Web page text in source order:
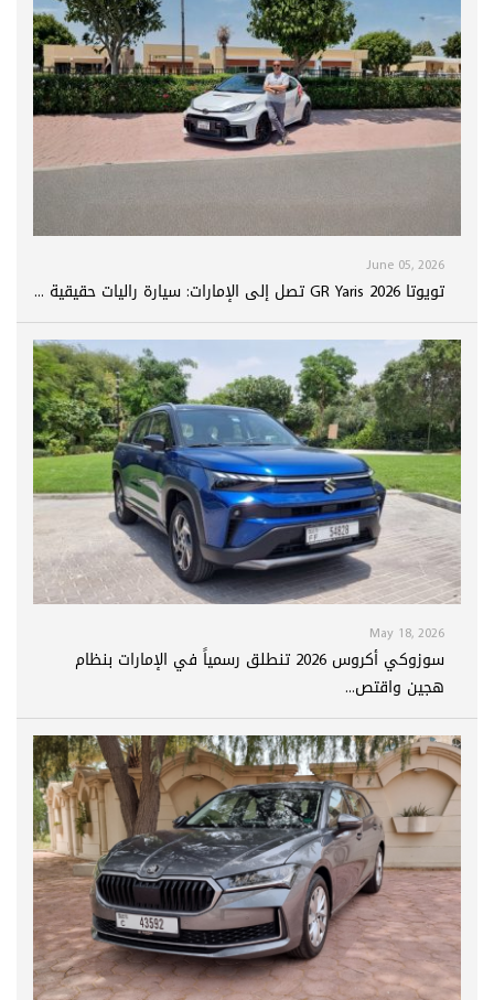
June 05, 2026
تويوتا GR Yaris 2026 تصل إلى الإمارات: سيارة راليات حقيقية ...
May 18, 2026
سوزوكي أكروس 2026 تنطلق رسمياً في الإمارات بنظام
هجين واقتص...